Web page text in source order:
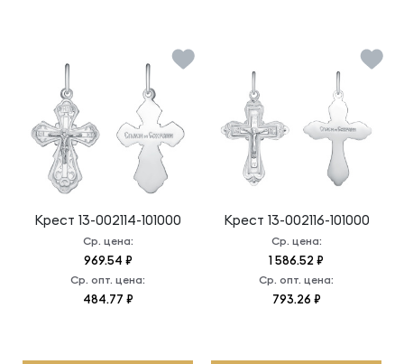
Крест 13-002114-101000
Ср. цена:
969.54 ₽
Ср. опт. цена:
484.77 ₽
Крест 13-002116-101000
Ср. цена:
1 586.52 ₽
Ср. опт. цена:
793.26 ₽